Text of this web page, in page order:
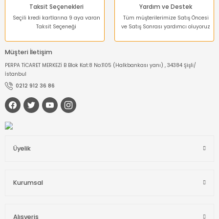
Taksit Seçenekleri
Seçili kredi kartlarına 9 aya varan
Taksit Seçeneği
Yardım ve Destek
Tüm müşterilerimize Satış Öncesi
ve Satış Sonrası yardımcı oluyoruz
Müşteri İletişim
PERPA TİCARET MERKEZİ B Blok Kat:8 No:1105 (Halkbankası yanı) , 34384 Şişli/
İstanbul
0212 912 36 86
Üyelik
Kurumsal
Alışveriş